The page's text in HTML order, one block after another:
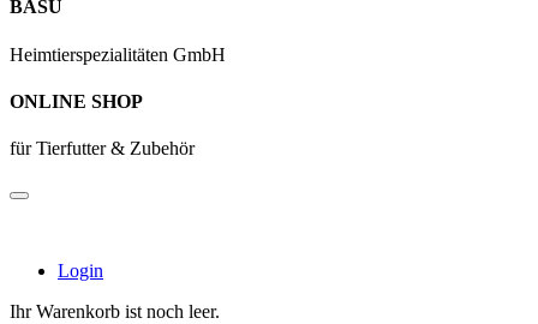
BASU
Heimtierspezialitäten GmbH
ONLINE SHOP
für Tierfutter & Zubehör
Login
Ihr Warenkorb ist noch leer.